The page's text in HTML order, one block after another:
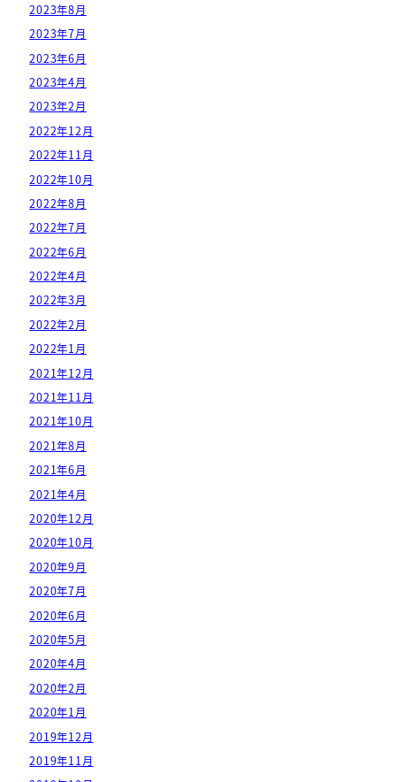
2023年8月
2023年7月
2023年6月
2023年4月
2023年2月
2022年12月
2022年11月
2022年10月
2022年8月
2022年7月
2022年6月
2022年4月
2022年3月
2022年2月
2022年1月
2021年12月
2021年11月
2021年10月
2021年8月
2021年6月
2021年4月
2020年12月
2020年10月
2020年9月
2020年7月
2020年6月
2020年5月
2020年4月
2020年2月
2020年1月
2019年12月
2019年11月